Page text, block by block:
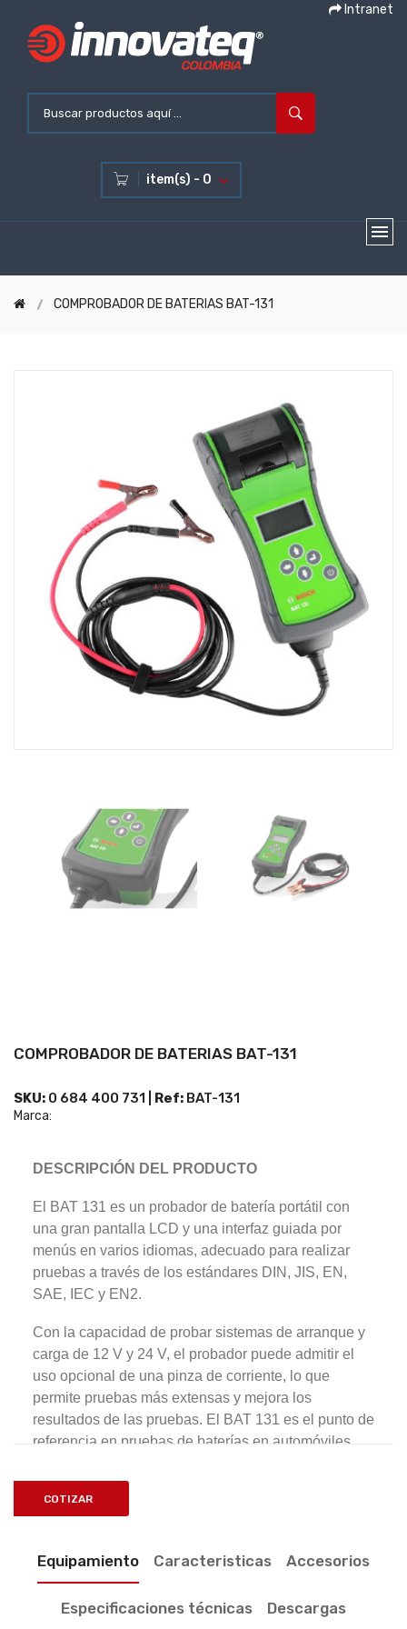
Intranet
item(s) - 0
COMPROBADOR DE BATERIAS BAT-131
COMPROBADOR DE BATERIAS BAT-131
SKU: 0 684 400 731 | Ref: BAT-131
Marca:
DESCRIPCIÓN DEL PRODUCTO
El BAT 131 es un probador de batería portátil con
una gran pantalla LCD y una interfaz guiada por
menús en varios idiomas, adecuado para realizar
pruebas a través de los estándares DIN, JIS, EN,
SAE, IEC y EN2.
Con la capacidad de probar sistemas de arranque y
carga de 12 V y 24 V, el probador puede admitir el
uso opcional de una pinza de corriente, lo que
permite pruebas más extensas y mejora los
resultados de las pruebas. El BAT 131 es el punto de
referencia en pruebas de baterías en automóviles,
plomo-ácido, EFB, gel y AGM.
COTIZAR
Equipamiento Caracteristicas Accesorios
Especificaciones técnicas Descargas